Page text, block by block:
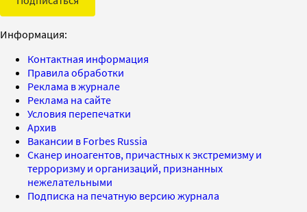
Информация:
Контактная информация
Правила обработки
Реклама в журнале
Реклама на сайте
Условия перепечатки
Архив
Вакансии в Forbes Russia
Сканер иноагентов, причастных к экстремизму и
терроризму и организаций, признанных
нежелательными
Подписка на печатную версию журнала